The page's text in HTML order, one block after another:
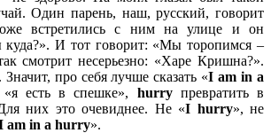
Один парень, наш, русский, говорит
встретились с ним на улице и он
И тот говорит: «Мы торопимся –
смотрит несерьезно: «Харе Кришна?».
про себя лучше сказать «Iamina
есть в спешке», hurryпревратить в
них это очевиднее. Не «I hurry», не
am in a hurry».